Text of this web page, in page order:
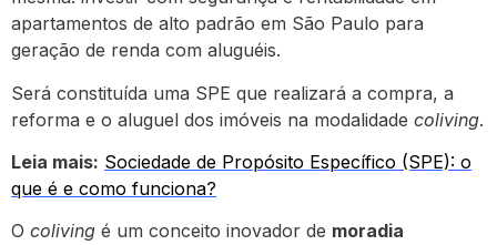
apartamentos de alto padrão em São Paulo para
geração de renda com aluguéis.
Será constituída uma SPE que realizará a compra, a
reforma e o aluguel dos imóveis na modalidade coliving.
Leia mais: Sociedade de Propósito Específico (SPE): o
que é e como funciona?
O coliving é um conceito inovador de moradia